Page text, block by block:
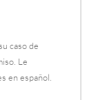
caso de
Le
en español.